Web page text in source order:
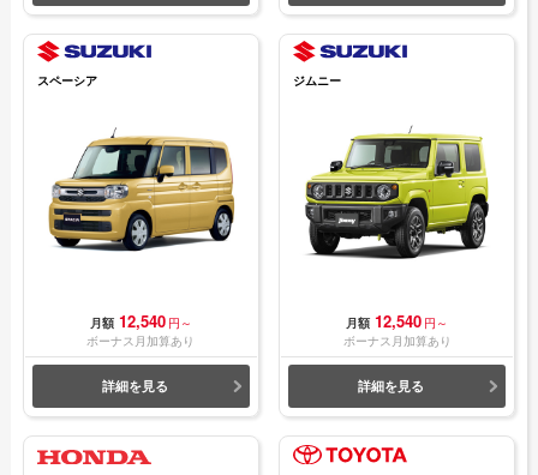
スペーシア
月額 12,540 円～
ボーナス月加算あり
詳細を見る
ジムニー
月額 12,540 円～
ボーナス月加算あり
詳細を見る